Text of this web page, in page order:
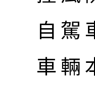
自駕
車輛